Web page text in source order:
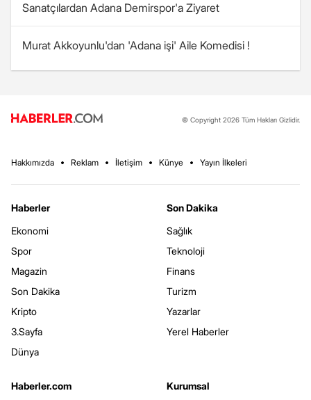
Sanatçılardan Adana Demirspor'a Ziyaret
Murat Akkoyunlu'dan 'Adana işi' Aile Komedisi !
© Copyright 2026 Tüm Hakları Gizlidir.
Hakkımızda Reklam İletişim Künye Yayın İlkeleri
Haberler
Ekonomi
Spor
Magazin
Son Dakika
Kripto
3.Sayfa
Dünya
Son Dakika
Sağlık
Teknoloji
Finans
Turizm
Yazarlar
Yerel Haberler
Haberler.com
Kurumsal